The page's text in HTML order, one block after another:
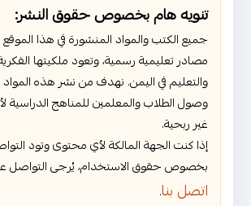
تنويه هام بخصوص حقوق النشر:
جميع الكتب والمواد المنشورة في هذا
مصادر تعليمية رسمية، وتعود ملكيتها الفكرية
والتعليم في اليمن. نهدف من نشر هذه
وصول الطلاب والمعلمين للمناهج الدراسية
غير ربحية.
إذا كنت الجهة المالكة لأي محتوى وتود
بخصوص حقوق الاستخدام، يُرجى التواصل
اتصل بنا.